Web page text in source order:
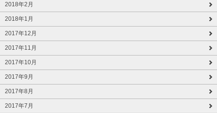
2018年2月
2018年1月
2017年12月
2017年11月
2017年10月
2017年9月
2017年8月
2017年7月